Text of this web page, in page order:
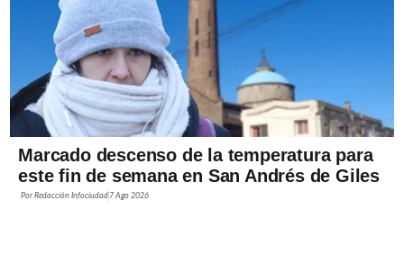
Marcado descenso de la temperatura para
este fin de semana en San Andrés de Giles
PorRedacción Infociudad 7 Ago 2026